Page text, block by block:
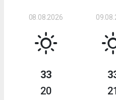
08.08.2026
33
20